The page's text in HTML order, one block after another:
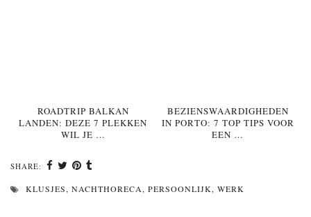
ROADTRIP BALKAN
LANDEN: DEZE 7 PLEKKEN
WIL JE …
BEZIENSWAARDIGHEDEN
IN PORTO: 7 TOP TIPS VOOR
EEN …
SHARE:
KLUSJES, NACHTHORECA, PERSOONLIJK, WERK